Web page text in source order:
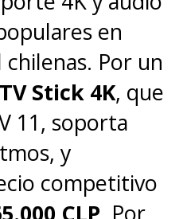
en
Por un
Stick 4K, que
11, soporta
y
competitivo
CLP. Por